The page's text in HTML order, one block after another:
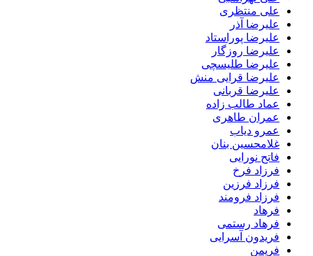
علی منتظری
علیرضا آذر
علیرضا پوراستاد
علیرضا روزگار
علیرضا طلیسچی
علیرضا قرایی منش
علیرضا قربانی
عماد طالب زاده
عمران طاهری
عمرو دیاب
غلامحسین بنان
فاتح نورایی
فرزاد فرخ
فرزاد فرزین
فرزاد فرومند
فرهاد
فرهاد رستمی
فریدون آسرایی
فریمن